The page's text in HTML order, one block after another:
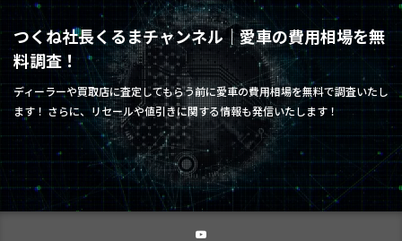
つくね社長くるまチャンネル｜愛車の費用相場を無
料調査！
ディーラーや買取店に査定してもらう前に愛車の費用相場を無料で調査いたし
ます！ さらに、リセールや値引きに関する情報も発信いたします！